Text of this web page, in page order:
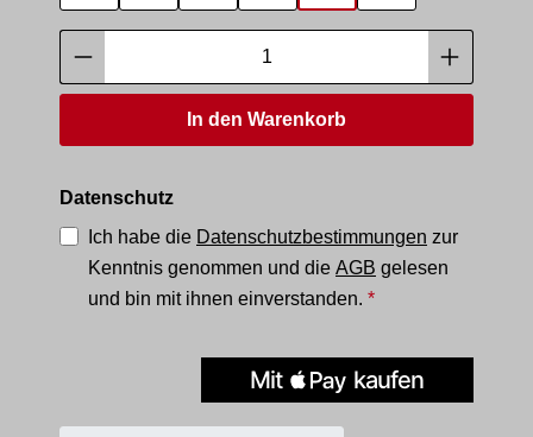
Produkt Anzahl: Gib den gewünschten
In den Warenkorb
Datenschutz
Ich habe die Datenschutzbestimmungen zur
Kenntnis genommen und die AGB gelesen
und bin mit ihnen einverstanden. *